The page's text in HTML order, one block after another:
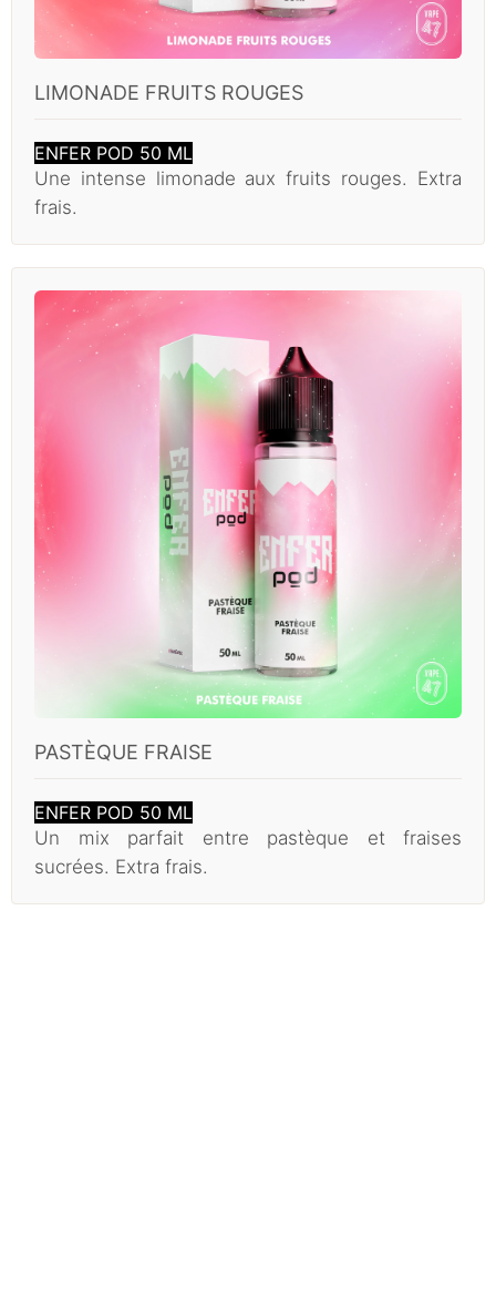
LIMONADE FRUITS ROUGES
ENFER POD 50 ML
Une intense limonade aux fruits rouges. Extra
frais.
PASTÈQUE FRAISE
ENFER POD 50 ML
Un mix parfait entre pastèque et fraises
sucrées. Extra frais.